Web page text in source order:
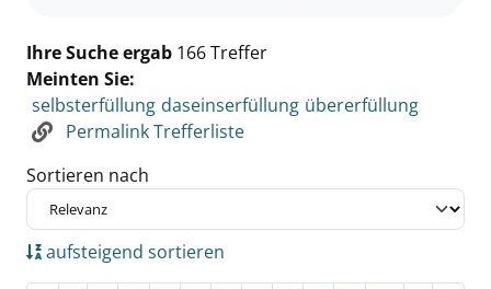
Ihre Suche ergab 166 Treffer
Meinten Sie:
selbsterfüllung daseinserfüllung übererfüllung
Permalink Trefferliste
Sortieren nach
aufsteigend sortieren